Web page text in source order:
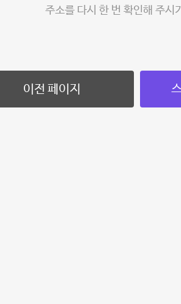
주소를 다시 한 번 확인해 주시
이전 페이지